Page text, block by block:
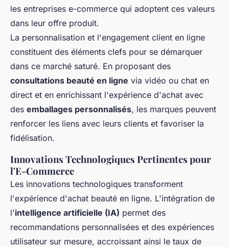
les entreprises e-commerce qui adoptent ces valeurs
dans leur offre produit.
La personnalisation et l'engagement client en ligne
constituent des éléments clefs pour se démarquer
dans ce marché saturé. En proposant des
consultations beauté en ligne via vidéo ou chat en
direct et en enrichissant l'expérience d'achat avec
des emballages personnalisés, les marques peuvent
renforcer les liens avec leurs clients et favoriser la
fidélisation.
Innovations Technologiques Pertinentes pour
l'E-Commerce
Les innovations technologiques transforment
l'expérience d'achat beauté en ligne. L'intégration de
l'intelligence artificielle (IA) permet des
recommandations personnalisées et des expériences
utilisateur sur mesure, accroissant ainsi le taux de